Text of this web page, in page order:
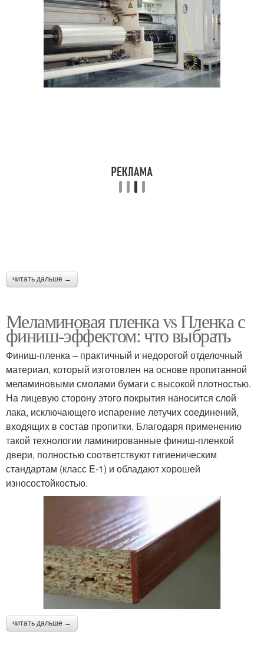
читать дальше →
Меламиновая пленка vs Пленка с
финиш-эффектом: что выбрать
Финиш-пленка – практичный и недорогой отделочный
материал, который изготовлен на основе пропитанной
меламиновыми смолами бумаги с высокой плотностью.
На лицевую сторону этого покрытия наносится слой
лака, исключающего испарение летучих соединений,
входящих в состав пропитки. Благодаря применению
такой технологии ламинированные финиш-пленкой
двери, полностью соответствуют гигиеническим
стандартам (класс E-1) и обладают хорошей
износостойкостью.
читать дальше →